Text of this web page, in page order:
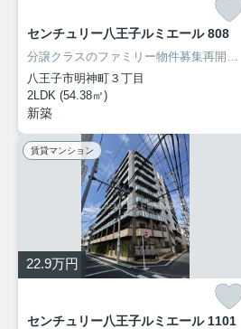
センチュリー八王子ルミエール 808
分譲クラスのファミリー物件募集再開致しました！内見出来ます！
八王子市明神町３丁目
2LDK (54.38㎡)
新築
賃貸マンション
22.9万円
センチュリー八王子ルミエール 1101